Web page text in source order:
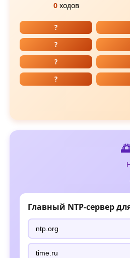
0ходов
?
?
?
?
Главный NTP-сервер
ntp.org
time.ru